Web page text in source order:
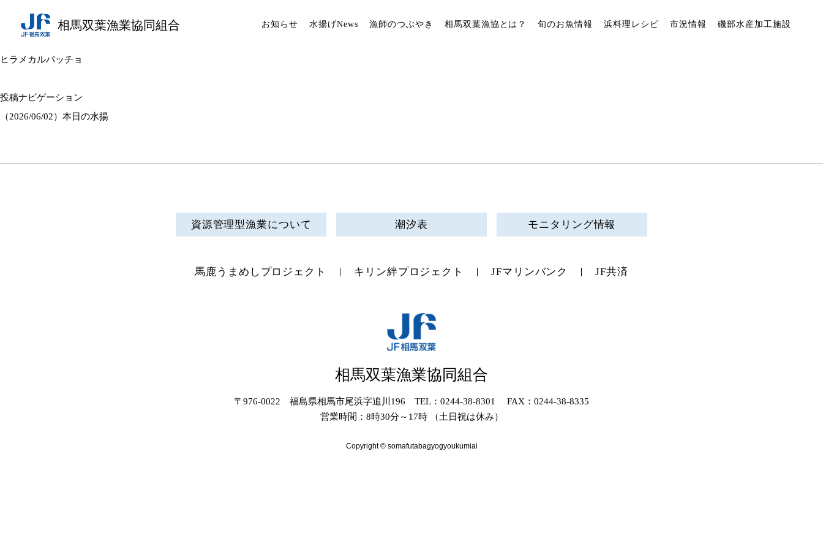
相馬双葉漁業協同組合 お知らせ 水揚げNews 漁師のつぶやき 相馬双葉漁協とは？ 旬のお魚情報 浜料理レシピ 市況情報 磯部水産加工施設
ヒラメカルパッチョ
投稿ナビゲーション
（2026/06/02）本日の水揚
資源管理型漁業について 潮汐表 モニタリング情報
馬鹿うまめしプロジェクト キリン絆プロジェクト JFマリンバンク JF共済
相馬双葉漁業協同組合
〒976-0022 福島県相馬市尾浜字追川196 TEL：0244-38-8301 FAX：0244-38-8335
営業時間：8時30分～17時 （土日祝は休み）
Copyright © somafutabagyogyoukumiai